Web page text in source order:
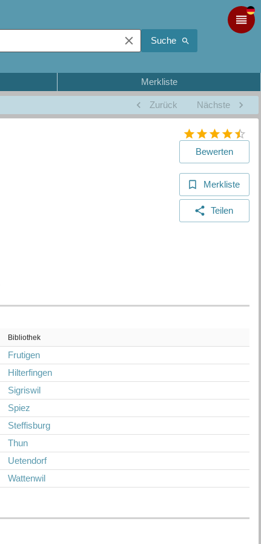
Suche
Merkliste
Zurück Nächste
Bewerten
Merkliste
Teilen
Bibliothek
Frutigen
Hilterfingen
Sigriswil
Spiez
Steffisburg
Thun
Uetendorf
Wattenwil